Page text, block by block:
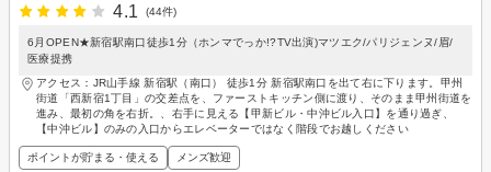
4.1
(44件)
6月OPEN★新宿駅南口徒歩1分（ホンマでっか!?TV出演)マツエク/パリジェンヌ/眉/
医療提携
アクセス：JR山手線 新宿駅（南口） 徒歩1分 新宿駅南口を出て右に下ります。甲州
街道「西新宿1丁目」の交差点を、ファーストキッチン側に渡り、そのまま甲州街道を
進み、最初の角を右折。、右手に見える【甲新ビル・中沖ビル入口】を通り過ぎ、
【中沖ビル】のみの入口からエレベーターではなく階段でお越しください
ポイントが貯まる・使える メンズ歓迎